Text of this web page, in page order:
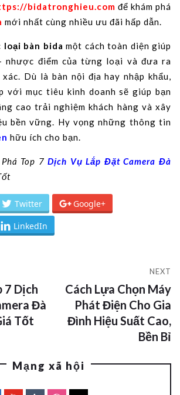
bidatronghieu.com để khám phá
mới nhất cùng nhiều ưu đãi hấp dẫn.
loại bàn bida một cách toàn diện giúp
nhược điểm của từng loại và đưa ra
Dù là bàn nội địa hay nhập khẩu,
với mục tiêu kinh doanh sẽ giúp bạn
cao trải nghiệm khách hàng và xây
bền vững. Hy vọng những thông tin
hữu ích cho bạn.
Phá Top 7Dịch Vụ Lắp Đặt Camera Đà
Twitter
Google+
LinkedIn
7 Dịch
Đà
Tốt
NEXT
Cách Lựa Chọn Máy
Phát Điện Cho Gia
Đình Hiệu Suất Cao,
Bền Bỉ
Mạng xã hội